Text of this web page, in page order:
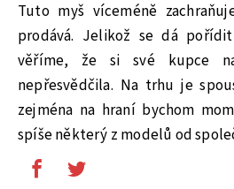
Tuto myš víceméně
prodává. Jelikož se dá
věříme, že si své kupce
nepřesvědčila. Na trhu je
zejména na hraní bychom
spíše některý z modelů od